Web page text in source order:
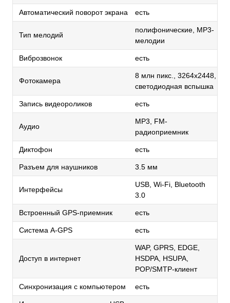
Автоматический поворот экрана есть
Тип мелодий
полифонические, MP3-
мелодии
Виброзвонок есть
Фотокамера
8 млн пикс., 3264x2448,
светодиодная вспышка
Запись видеороликов есть
Аудио
MP3, FM-
радиоприемник
Диктофон есть
Разъем для наушников 3.5 мм
Интерфейсы
USB, Wi-Fi, Bluetooth
3.0
Встроенный GPS-приемник есть
Cистема A-GPS есть
Доступ в интернет
WAP, GPRS, EDGE,
HSDPA, HSUPA,
POP/SMTP-клиент
Синхронизация с компьютером есть